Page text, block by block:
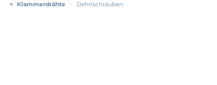
< Klammerdrähte > Dehnschrauben